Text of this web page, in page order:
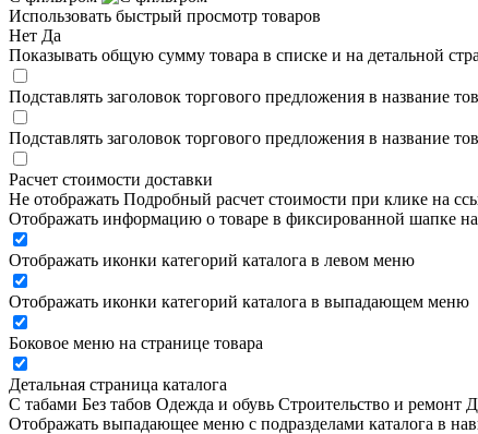
Использовать быстрый просмотр товаров
Нет Да
Показывать общую сумму товара в списке и на детальной
Подставлять заголовок торгового предложения в название
Подставлять заголовок торгового предложения в название
Расчет стоимости доставки
Не отображать Подробный расчет стоимости при клике на
Отображать информацию о товаре в фиксированной шапке на
Отображать иконки категорий каталога в левом меню
Отображать иконки категорий каталога в выпадающем меню
Боковое меню на странице товара
Детальная страница каталога
С табами Без табов Одежда и обувь Строительство и ремонт
Отображать выпадающее меню с подразделами каталога в